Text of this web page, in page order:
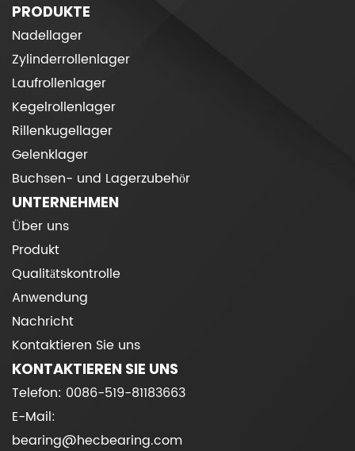
PRODUKTE
Nadellager
Zylinderrollenlager
Laufrollenlager
Kegelrollenlager
Rillenkugellager
Gelenklager
Buchsen- und Lagerzubehör
UNTERNEHMEN
Über uns
Produkt
Qualitätskontrolle
Anwendung
Nachricht
Kontaktieren Sie uns
KONTAKTIEREN SIE UNS
Telefon: 0086-519-81183663
E-Mail:
bearing@hecbearing.com